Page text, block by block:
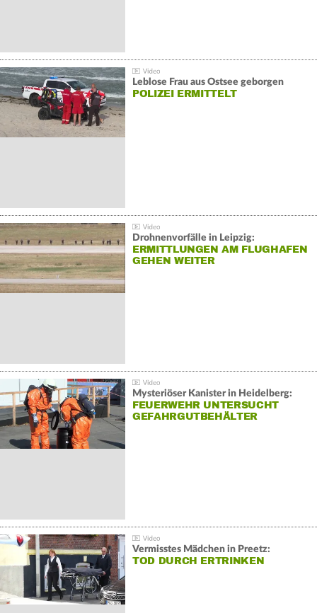
Leblose Frau aus Ostsee geborgen
POLIZEI ERMITTELT
Drohnenvorfälle in Leipzig:
ERMITTLUNGEN AM FLUGHAFEN
GEHEN WEITER
Mysteriöser Kanister in Heidelberg:
FEUERWEHR UNTERSUCHT
GEFAHRGUTBEHÄLTER
Vermisstes Mädchen in Preetz:
TOD DURCH ERTRINKEN